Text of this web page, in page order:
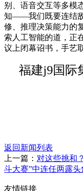
别、语音交互等多模
知——我们既要连结
修、推理决策能力的
索人工智能的道，正
议上闭幕诏书，手艺
福建j9国际
返回新闻列表
上一篇： 对这些挑和
斗大赛”中连任两露头
友情链接